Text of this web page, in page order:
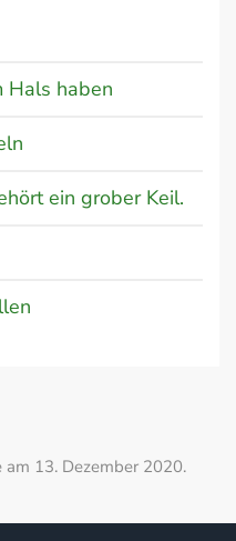
Hals haben
ein grober Keil.
am 13. Dezember 2020.